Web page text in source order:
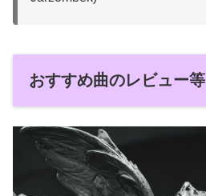
おすすめ曲のレビュー等